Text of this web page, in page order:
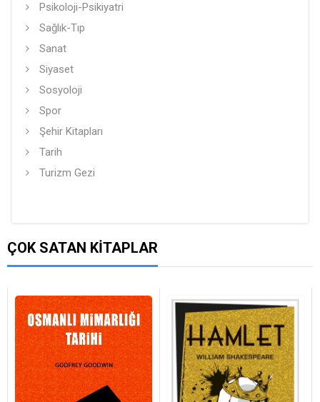
Psikoloji-Psikiyatri
Sağlık-Tıp
Sanat
Siyaset
Sosyoloji
Spor
Şehir Kitapları
Tarih
Turizm Gezi
ÇOK SATAN KITAPLAR